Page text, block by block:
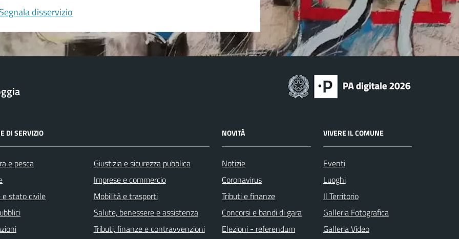
Segnala disservizio
DI SERVIZIO
e pesca
e stato civile
Giustizia e sicurezza pubblica
Imprese e commercio
Mobilità e trasporti
Salute, benessere e assistenza
Tributi, finanze e contravvenzioni
NOVITÀ
Notizie
Coronavirus
Tributi e finanze
Concorsi e bandi di gara
Elezioni - referendum
VIVERE IL COMUNE
Eventi
Luoghi
Il Territorio
Galleria Fotografica
Galleria Video